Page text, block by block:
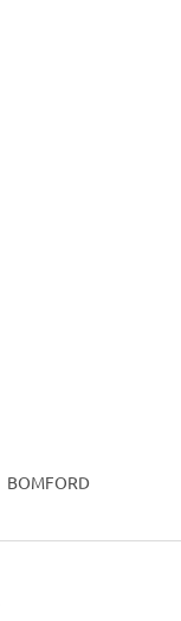
BOMFORD